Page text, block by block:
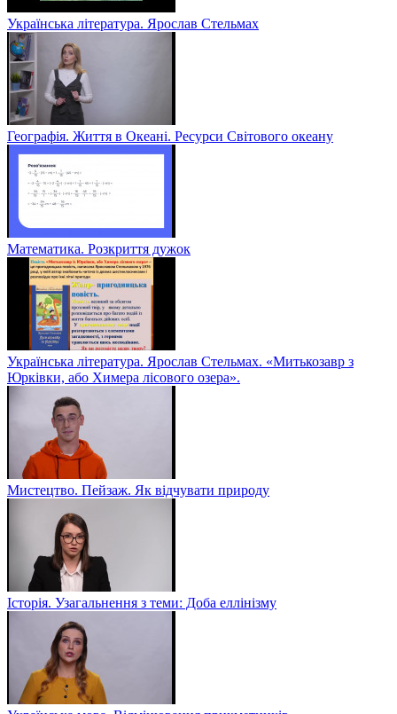
Українська література. Ярослав Стельмах
Географія. Життя в Океані. Ресурси Світового океану
Математика. Розкриття дужок
Українська література. Ярослав Стельмах. «Митькозавр з
Юрківки, або Химера лісового озера».
Мистецтво. Пейзаж. Як відчувати природу
Історія. Узагальнення з теми: Доба еллінізму